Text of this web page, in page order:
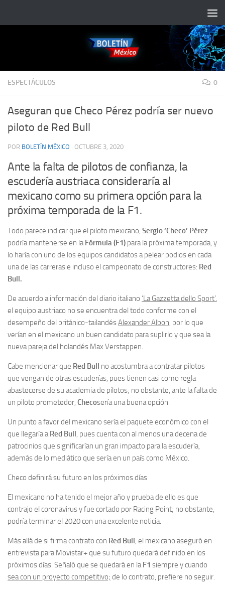
ESPECTÁCULOS 0
Aseguran que Checo Pérez podría ser nuevo
piloto de Red Bull
POR BOLETÍN MÉXICO · OCTUBRE 3, 2020
Ante la falta de pilotos de confianza, la
escudería austriaca consideraría al
mexicano como su primera opción para la
próxima temporada de la F1.
Todo parece indicar que el piloto mexicano, Sergio ‘Checo’ Pérez
podría mantenerse en laFórmula (F1) para la próxima temporada, y
lo haría con uno de los equipos candidatos a pelear podios en cada
una de las carreras e incluso el campeonato de constructores: Red
Bull.
De acuerdo a información del diario italiano ‘La Gazzetta dello Sport’,
el equipo austriaco no se encuentra del todo conforme con el
desempeño del británico-tailandésAlexander Albon, por lo que
verían en el mexicano un buen candidato para suplirlo y que sea la
nueva pareja del holandés Max Verstappen.
Cabe mencionar que Red Bull no acostumbra a contratar pilotos
que vengan de otras escuderías, pues tienen casi como regla
abastecerse de su academia de pilotos; no obstante, ante la falta de
un piloto prometedor, Checosería una buena opción.
Un punto a favor del mexicano sería el paquete económico con el
que llegaría aRed Bull, pues cuenta con al menos una decena de
patrocinios que significarían un gran impacto para la escudería,
además de lo mediático que sería en un país como México.
Checo definirá su futuro en los próximos días
El mexicano no ha tenido el mejor año y prueba de ello es que
contrajo el coronavirus y fue cortado por Racing Point; no obstante,
podría terminar el 2020 con una excelente noticia.
Más allá de si firma contrato con Red Bull, el mexicano aseguró en
entrevista para Movistar+ que su futuro quedará definido en los
próximos días. Señaló que se quedará en laF1 siempre y cuando
sea con un proyecto competitivo; de lo contrato, prefiere no seguir.